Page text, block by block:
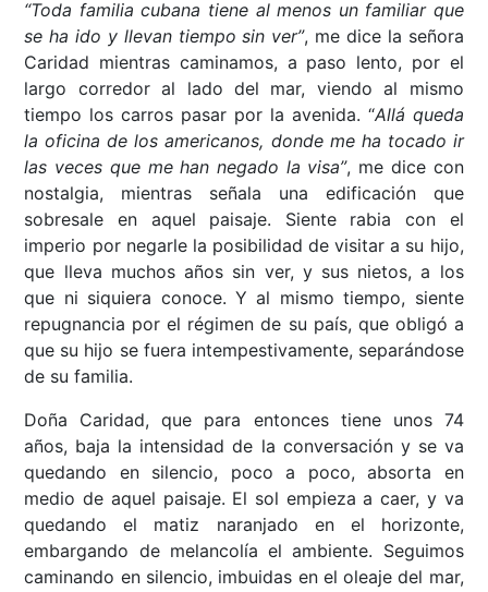
“Toda familia cubana tiene al menos un familiar que
se ha ido y llevan tiempo sin ver”, me dice la señora
Caridad mientras caminamos, a paso lento, por el
largo corredor al lado del mar, viendo al mismo
tiempo los carros pasar por la avenida. “Allá queda
la oficina de los americanos, donde me ha tocado ir
las veces que me han negado la visa”, me dice con
nostalgia, mientras señala una edificación que
sobresale en aquel paisaje. Siente rabia con el
imperio por negarle la posibilidad de visitar a su hijo,
que lleva muchos años sin ver, y sus nietos, a los
que ni siquiera conoce. Y al mismo tiempo, siente
repugnancia por el régimen de su país, que obligó a
que su hijo se fuera intempestivamente, separándose
de su familia.
Doña Caridad, que para entonces tiene unos 74
años, baja la intensidad de la conversación y se va
quedando en silencio, poco a poco, absorta en
medio de aquel paisaje. El sol empieza a caer, y va
quedando el matiz naranjado en el horizonte,
embargando de melancolía el ambiente. Seguimos
caminando en silencio, imbuidas en el oleaje del mar,